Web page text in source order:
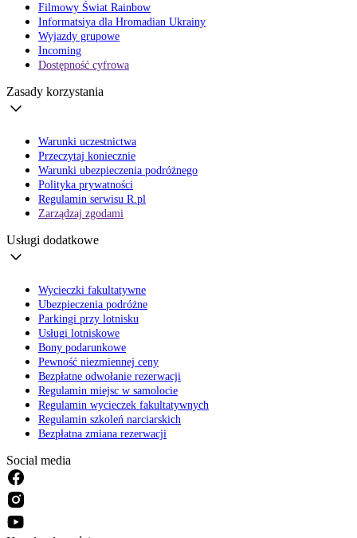
Filmowy Świat Rainbow
Informatsiya dla Hromadian Ukrainy
Wyjazdy grupowe
Incoming
Dostępność cyfrowa
Zasady korzystania
Warunki uczestnictwa
Przeczytaj koniecznie
Warunki ubezpieczenia podróżnego
Polityka prywatności
Regulamin serwisu R.pl
Zarządzaj zgodami
Usługi dodatkowe
Wycieczki fakultatywne
Ubezpieczenia podróżne
Parkingi przy lotnisku
Usługi lotniskowe
Bony podarunkowe
Pewność niezmiennej ceny
Bezpłatne odwołanie rezerwacji
Regulamin miejsc w samolocie
Regulamin wycieczek fakultatywnych
Regulamin szkoleń narciarskich
Bezpłatna zmiana rezerwacji
Social media